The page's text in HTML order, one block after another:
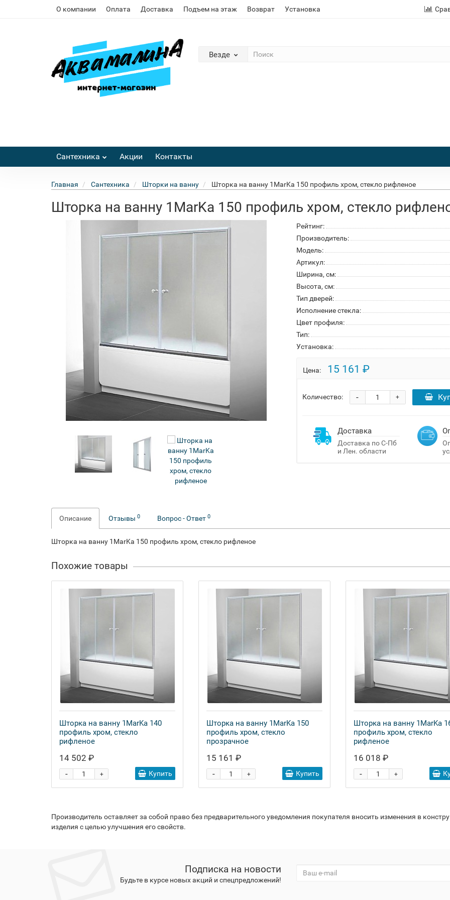
О компании Оплата Доставка Подъем на этаж Возврат Установка
Везде
Сантехника Акции Контакты
Главная Сантехника Шторки на ванну Шторка на ванну 1MarKa 150 профиль хром, стекло рифленое
Шторка на ванну 1MarKa 150 профиль хром, стекло
Рейтинг:
Производитель:
Модель:
Артикул:
Ширина, см:
Высота, см:
Тип дверей:
Исполнение стекла:
Цвет профиля:
Тип:
Установка:
Цена: 15 161 ₽
Количество: +
-
Доставка
Доставка по С-Пб
и Лен. области
Описание Отзывы 0 Вопрос - Ответ 0
Шторка на ванну 1MarKa 150 профиль хром, стекло рифленое
Похожие товары
Шторка на ванну 1MarKa 140
профиль хром, стекло
рифленое
14 502 ₽
+
- Купить
Шторка на ванну 1MarKa 150
профиль хром, стекло
прозрачное
15 161 ₽
+
- Купить
Шторка на ванну 1MarKa
профиль хром, стекло
рифленое
16 018 ₽
+
-
Производитель оставляет за собой право без предварительного уведомления покупателя вносить изменения в
изделия с целью улучшения его свойств.
Подписка на новости
Будьте в курсе новых акций и спецпредложений!